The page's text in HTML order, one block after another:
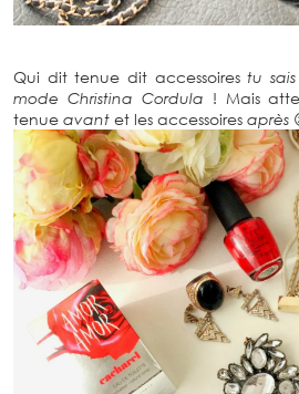
Qui dit tenue dit accessoirestu
mode Christina Cordula ! Mais
tenue avant et les accessoires après